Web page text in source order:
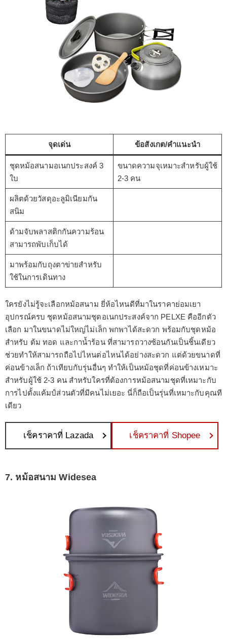
จุดเด่น ข้อสังเกต/คำแนะนำ
ชุดหม้อสนามอเนกประสงค์ 3
ใบ
ขนาดความจุเหมาะสำหรับผู้ใช้
2-3 คน
ผลิตด้วยวัสดุอะลูมิเนียมกัน
สนิม
ด้ามจับพลาสติกกันความร้อน
สามารถพับเก็บได้
มาพร้อมกับถุงตาข่ายสำหรับ
ใช้ในการเดินทาง
ใครยังไม่รู้จะเลือกหม้อสนาม ยี่ห้อไหนดีที่มาในราคาย่อมเยา
อุปกรณ์ครบ ชุดหม้อสนามชุดอเนกประสงค์จาก PELXE คืออีกตัว
เลือก มาในขนาดไม่ใหญ่ไม่เล็ก พกพาได้สะดวก พร้อมกับชุดหม้อ
สำหรับ ต้ม ทอด และกาน้ำร้อน ที่สามารถวางซ้อนกันเป็นชิ้นเดียว
ช่วยทำให้สามารถถือไปไหนต่อไหนได้อย่างสะดวก แต่ด้วยขนาดที่
ค่อนข้างเล็ก ถ้าเทียบกับรุ่นอื่นๆ ทำให้เป็นหม้อชุดที่ค่อนข้างเหมาะ
สำหรับผู้ใช้ 2-3 คน สำหรับใครที่ต้องการหม้อสนามชุดที่เหมาะกับ
การไปตั้งแค้มป์ส่วนตัวที่มีคนไม่เยอะ นี่ก็ถือเป็นรุ่นที่เหมาะกับคุณที
เดียว
เช็คราคาที่ Lazada เช็คราคาที่ Shopee
7. หม้อสนาม Widesea